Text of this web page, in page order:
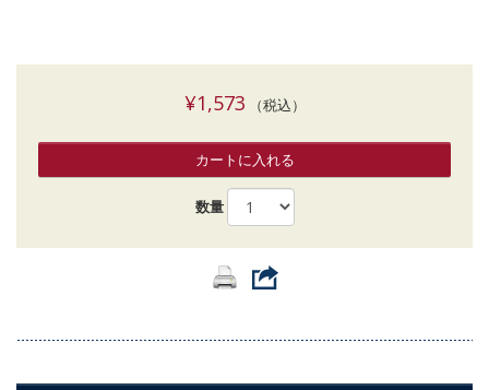
¥1,573 （税込）
カートに入れる
数量